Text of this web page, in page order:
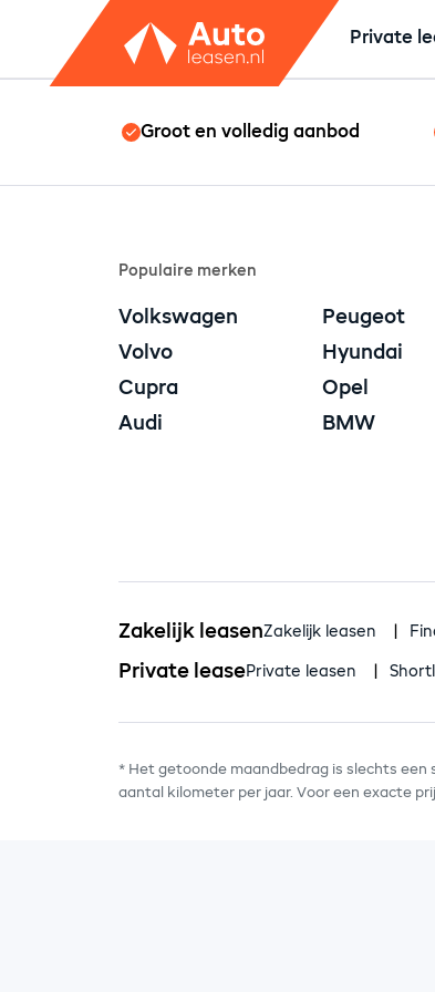
Private
Groot en volledig aanbod
Populaire merken
Volkswagen
Peugeot
Volvo
Hyundai
Cupra
Opel
Audi
BMW
Zakelijk leasenZakelijk leasen
Private leasePrivate leasen
* Het getoonde maandbedrag is slechts
aantal kilometer per jaar. Voor een exacte